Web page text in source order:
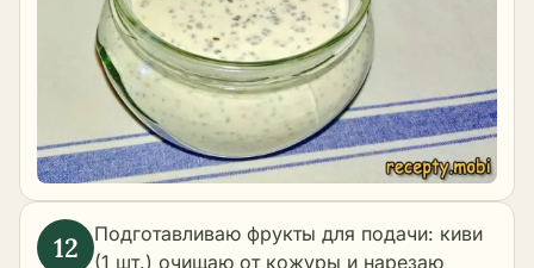
Подготавливаю фрукты для подачи: киви
(1 шт.) очищаю от кожуры и нарезаю